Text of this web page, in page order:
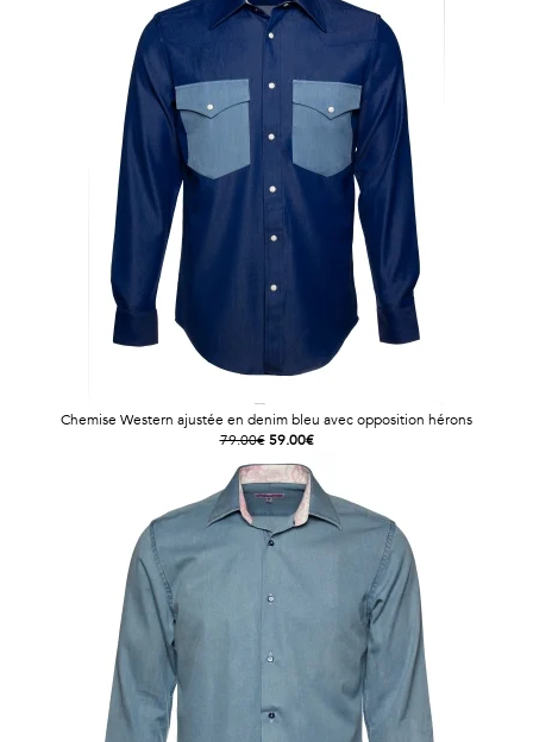
Chemise Western ajustée en denim bleu avec opposition hérons
79.00€ 59.00€